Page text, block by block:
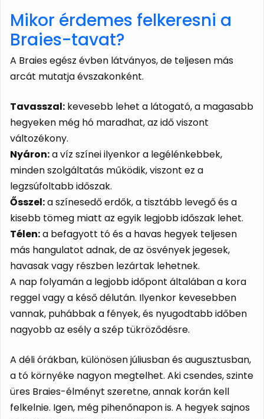
Mikor érdemes felkeresni a
Braies-tavat?
A Braies egész évben látványos, de teljesen más
arcát mutatja évszakonként.
Tavasszal: kevesebb lehet a látogató, a magasabb
hegyeken még hó maradhat, az idő viszont
változékony.
Nyáron:a víz színei ilyenkor a legélénkebbek,
minden szolgáltatás működik, viszont ez a
legzsúfoltabb időszak.
Ősszel:a színesedő erdők, a tisztább levegő és a
kisebb tömeg miatt az egyik legjobb időszak lehet.
Télen:a befagyott tó és a havas hegyek teljesen
más hangulatot adnak, de az ösvények jegesek,
havasak vagy részben lezártak lehetnek.
A nap folyamán a legjobb időpont általában a kora
reggel vagy a késő délután. Ilyenkor kevesebben
vannak, puhábbak a fények, és nyugodtabb időben
nagyobb az esély a szép tükröződésre.
A déli órákban, különösen júliusban és augusztusban,
a tó környéke nagyon megtelhet. Aki csendes, szinte
üres Braies-élményt szeretne, annak korán kell
felkelnie. Igen, még pihenőnapon is. A hegyek sajnos